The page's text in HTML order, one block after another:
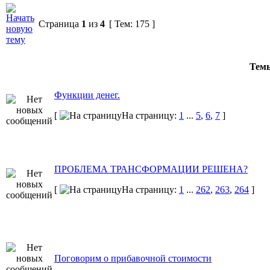
Страница 1 из 4 [ Тем: 175 ]
Функции денег.
[
На страницу: 1 ... 5, 6, 7 ]
ПРОБЛЕМА ТРАНСФОРМАЦИИ РЕШЕНА?
[
На страницу: 1 ... 262, 263, 264 ]
Поговорим о прибавочной стоимости